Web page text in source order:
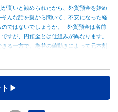
が高いと勧められたから、外貨預金を始め
んな話を親から聞いて、不安になった経
のではないでしょうか。 外貨預金は名前
すが、円預金とは仕組みが異なります。
る一方で、為替の値動きによって元本割